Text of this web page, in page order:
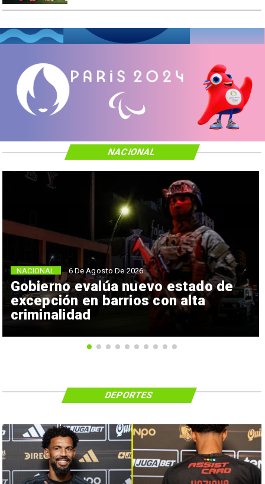
Gobierno evalúa nuevo estado de
excepción en barrios con alta
criminalidad
NACIONAL 6 De Agosto De 2026
NACIONAL
DEPORTES